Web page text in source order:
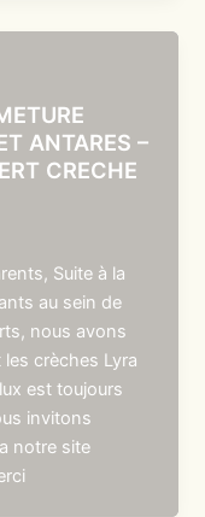
ANTARES –
CRECHE
Suite à la
au sein de
nous avons
crèches Lyra
est toujours
invitons
notre site